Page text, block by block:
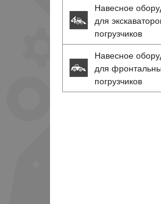
Навесное
для
погрузчиков
Навесное
для
погрузчиков